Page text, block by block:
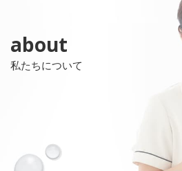
about
私たちについて